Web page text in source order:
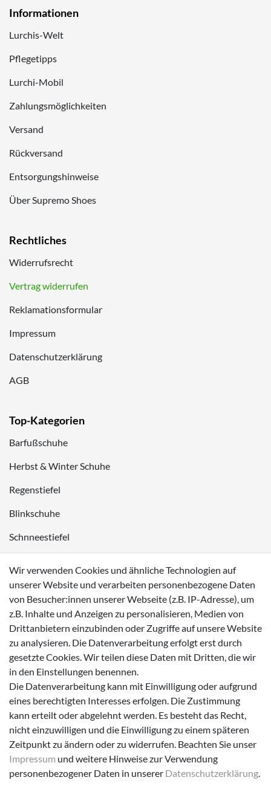
Informationen
Lurchis-Welt
Pflegetipps
Lurchi-Mobil
Zahlungsmöglichkeiten
Versand
Rückversand
Entsorgungshinweise
Über Supremo Shoes
Rechtliches
Widerrufsrecht
Vertrag widerrufen
Reklamationsformular
Impressum
Datenschutzerklärung
AGB
Top-Kategorien
Barfußschuhe
Herbst & Winter Schuhe
Regenstiefel
Blinkschuhe
Schnneestiefel
Sneaker
Zahlungsmöglichkeiten
Versanddienstleister
Wir verwenden Cookies und ähnliche Technologien auf
unserer Website und verarbeiten personenbezogene Daten
von Besucher:innen unserer Webseite (z.B. IP-Adresse), um
z.B. Inhalte und Anzeigen zu personalisieren, Medien von
Drittanbietern einzubinden oder Zugriffe auf unsere Website
zu analysieren. Die Datenverarbeitung erfolgt erst durch
gesetzte Cookies. Wir teilen diese Daten mit Dritten, die wir
in den Einstellungen benennen.
Die Datenverarbeitung kann mit Einwilligung oder aufgrund
eines berechtigten Interesses erfolgen. Die Zustimmung
kann erteilt oder abgelehnt werden. Es besteht das Recht,
nicht einzuwilligen und die Einwilligung zu einem späteren
Zeitpunkt zu ändern oder zu widerrufen. Beachten Sie unser
Impressum und weitere Hinweise zur Verwendung
personenbezogener Daten in unserer Daten­schutz­erklärung.